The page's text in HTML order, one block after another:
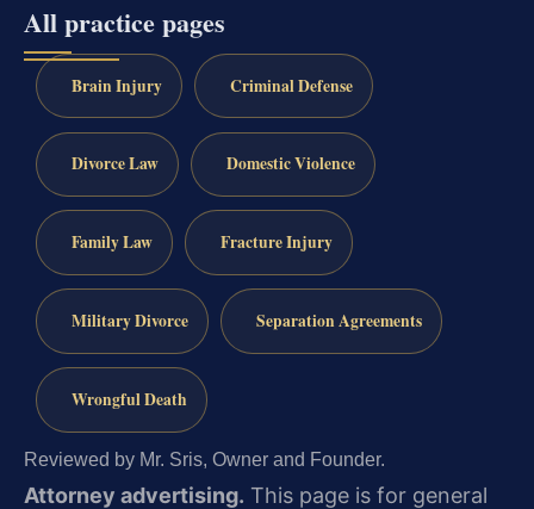
All practice pages
Brain Injury Criminal Defense
Divorce Law Domestic Violence
Family Law Fracture Injury
Military Divorce Separation Agreements
Wrongful Death
Reviewed by Mr. Sris, Owner and Founder.
Attorney advertising. This page is for general